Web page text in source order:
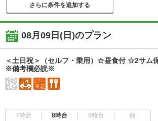
さらに条件を追加する
08月09日(日)のプラン
＜土日祝＞（セルフ・乗用）☆昼食付 ☆2サム
※備考欄必読※
7時台 8時台 9時台 他